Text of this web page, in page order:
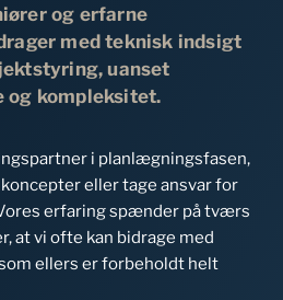
og erfarne
med teknisk indsigt
uanset
og kompleksitet.
i planlægningsfasen,
eller tage ansvar for
erfaring spænder på tværs
at vi ofte kan bidrage med
ellers er forbeholdt helt